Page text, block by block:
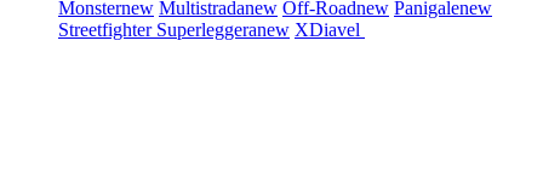
Monsternew Multistradanew Off-Roadnew Panigalenew
Streetfighter Superleggeranew XDiavel